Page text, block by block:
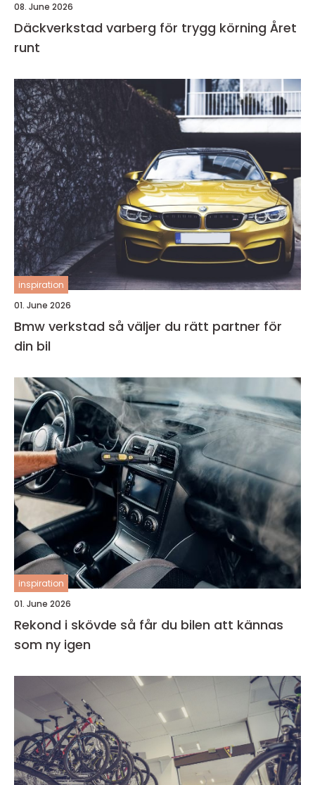
08. June 2026
Däckverkstad varberg för trygg körning Året
runt
inspiration
01. June 2026
Bmw verkstad så väljer du rätt partner för
din bil
inspiration
01. June 2026
Rekond i skövde så får du bilen att kännas
som ny igen